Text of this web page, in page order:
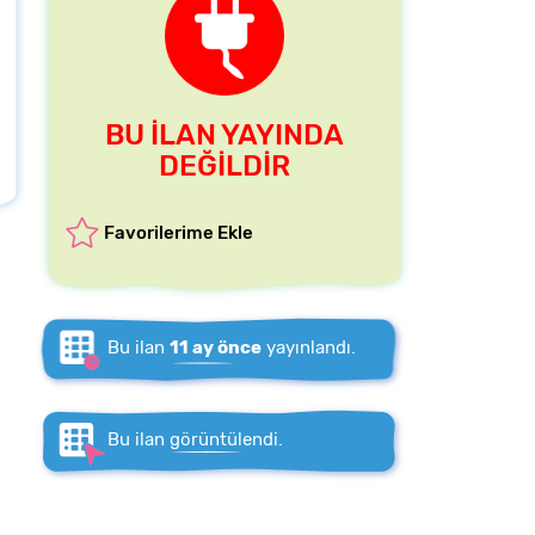
BU İLAN YAYINDA
DEĞİLDİR
Favorilerime Ekle
Bu ilan 11 ay önce yayınlandı.
Bu ilan görüntülendi.